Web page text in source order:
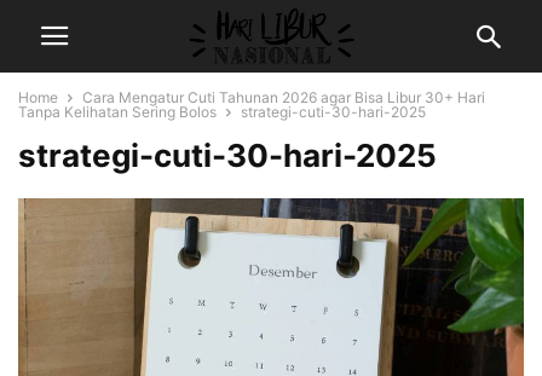
Home
Cara Mengatur Cuti Tahunan 2026 agar Bisa Libur 30+ Hari
Tanpa Kelihatan Sering Bolos
strategi-cuti-30-hari-2025
strategi-cuti-30-hari-2025